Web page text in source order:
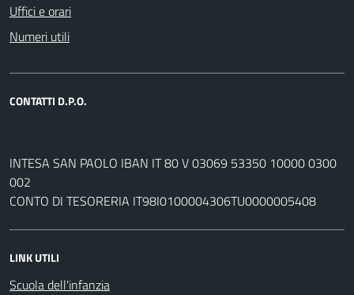
Uffici e orari
Numeri utili
CONTATTI D.P.O.
INTESA SAN PAOLO IBAN IT 80 V 03069 53350 10000 0300
002
CONTO DI TESORERIA IT98I0100004306TU0000005408
LINK UTILI
Scuola dell'infanzia